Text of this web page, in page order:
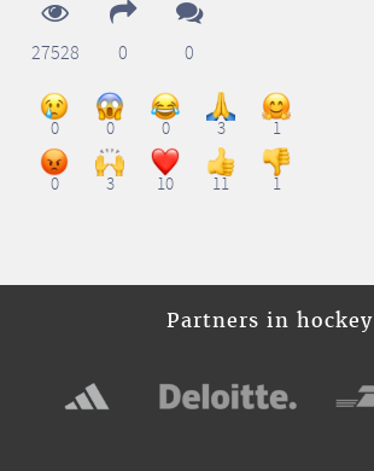
27528 0 0
0 0 0 3 1
0 3 10 11 1
Partners in hockey